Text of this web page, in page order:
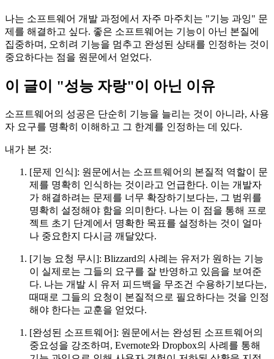
나는 소프트웨어 개발 과정에서 자주 마주치는 "기능 과잉" 문
제를 해결하고 싶다. 좋은 소프트웨어는 기능이 아닌 본질에
집중하며, 오히려 기능을 멈추고 완성된 상태를 인정하는 것이
중요하다는 점을 원문에서 얻었다.
이 글이 "성능 자랑"이 아닌 이유
소프트웨어의 성공은 단순히 기능을 늘리는 것이 아니라, 사용
자 요구를 명확히 이해하고 그 한계를 인정하는 데 있다.
내가 본 것:
[문제 인식]: 원문에서는 소프트웨어의 본질적 역할이 문
제를 명확히 인식하는 것이라고 언급한다. 이는 개발자
가 해결하려는 문제를 너무 확장하기보다는, 그 범위를
명확히 설정해야 함을 의미한다. 나는 이 점을 통해 프로
젝트 초기 단계에서 명확한 목표를 설정하는 것이 얼마
나 중요한지 다시금 깨달았다.
[기능 요청 무시]: Blizzard의 사례는 유저가 원하는 기능
이 실제로는 그들의 요구를 잘 반영하고 있음을 보여준
다. 나는 개발 시 유저 피드백을 무조건 수용하기보다는,
때때로 그들의 요청이 본질적으로 필요하다는 것을 인정
해야 한다는 교훈을 얻었다.
[완성된 소프트웨어]: 원문에서는 완성된 소프트웨어의
중요성을 강조하며, Evernote와 Dropbox의 사례를 통해